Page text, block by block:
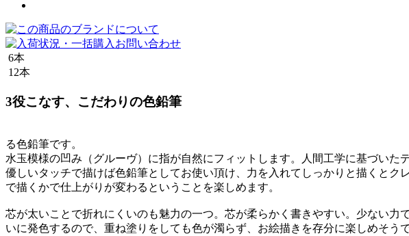
6本
12本
3役こなす、こだわりの色鉛筆
る色鉛筆です。
水玉模様の凹み（グルーヴ）に指が自然にフィットします。人間工学に基づい
優しいタッチで描けば色鉛筆としてお使い頂け、力を入れてしっかりと描くと
で描くかで仕上がりが変わるということを楽しめます。
芯が太いことで折れにくいのも魅力の一つ。芯が柔らかく書きやすい。少ない
いに発色するので、重ね塗りをしても色が濁らず、お絵描きを存分に楽しめそうで